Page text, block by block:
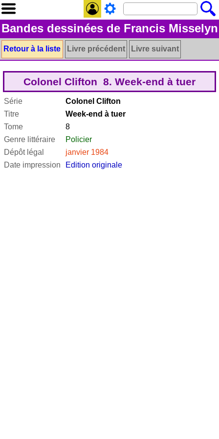
Bandes dessinées de Francis Misselyn
Retour à la liste Livre précédent Livre suivant
Colonel Clifton 8. Week-end à tuer
Série
Colonel Clifton
Titre
Week-end à tuer
Tome
8
Genre littéraire
Policier
Dépôt légal
janvier 1984
Date impression
Edition originale